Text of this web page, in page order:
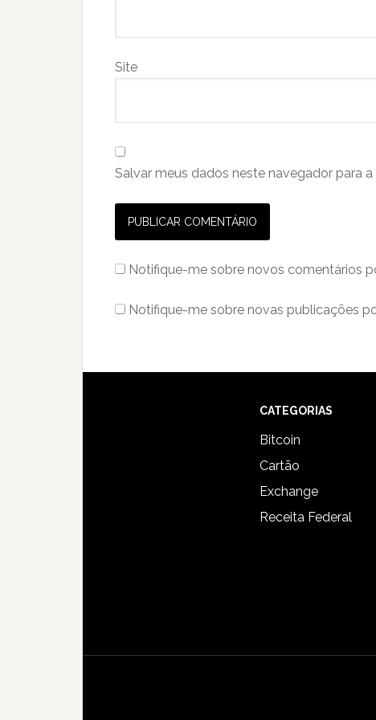
Site
Salvar meus dados neste navegador para
Notifique-me sobre novos comentários
Notifique-me sobre novas publicações
CATEGORIAS
Bitcoin
Cartão
Exchange
Receita Federal